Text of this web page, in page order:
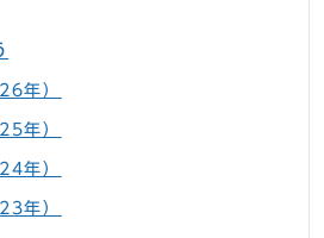
年）
年）
年）
年）